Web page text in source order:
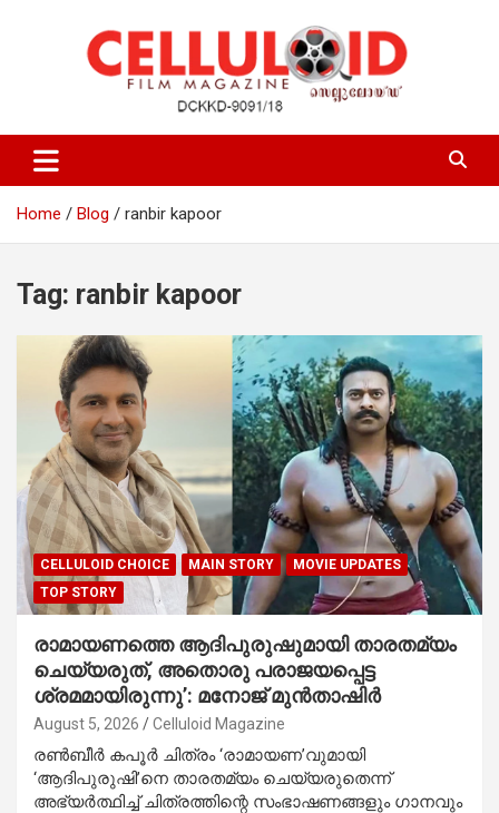
celluloid
Home Blog ranbir kapoor
Tag: ranbir kapoor
CELLULOID CHOICE MAIN STORY
MOVIE UPDATES
TOP STORY
രാമായണത്തെ ആദിപുരുഷുമായി താരതമ്യം
ചെയ്യരുത്, അതൊരു പരാജയപ്പെട്ട
ശ്രമമായിരുന്നു’: മനോജ് മുൻതാഷിർ
August 5, 2026 Celluloid Magazine
രൺബീർ കപൂർ ചിത്രം ‘രാമായണ’വുമായി
‘ആദിപുരുഷി’നെ താരതമ്യം ചെയ്യരുതെന്ന്
അഭ്യർത്ഥിച്ച് ചിത്രത്തിന്റെ സംഭാഷണങ്ങളും ഗാനവും